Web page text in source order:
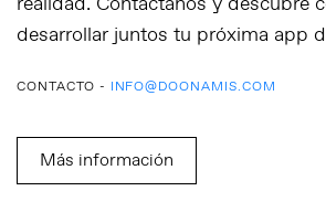
desarrollar juntos tu próxima app
CONTACTO - INFO@DOONAMIS.COM
Más información